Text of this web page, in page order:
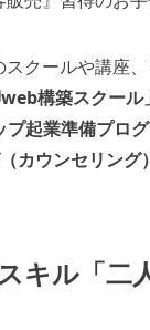
クールや講座
web構築スクール
起業準備プログ
カウンセリング）
キル 「二